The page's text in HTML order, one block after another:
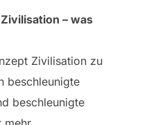
– was
Zivilisation zu
beschleunigte
beschleunigte